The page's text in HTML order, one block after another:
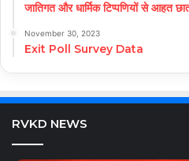
जातिगत और धार्मिक टिप्पणियों से आहत
November 30, 2023
Exit Poll Survey Data
RVKD NEWS